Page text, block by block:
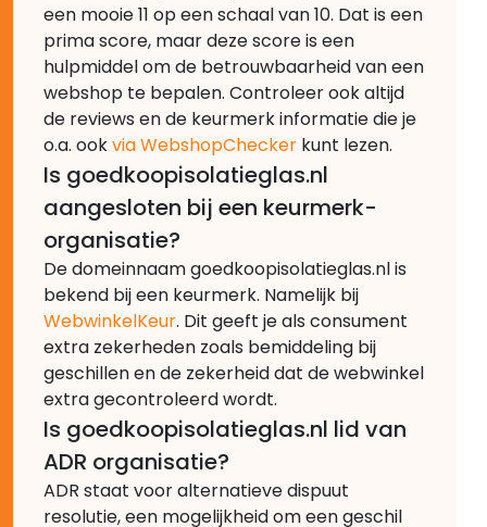
een mooie 11 op een schaal van 10. Dat is een
prima score, maar deze score is een
hulpmiddel om de betrouwbaarheid van een
webshop te bepalen. Controleer ook altijd
de reviews en de keurmerk informatie die je
o.a. ookvia WebshopChecker kunt lezen.
Is goedkoopisolatieglas.nl
aangesloten bij een keurmerk-
organisatie?
De domeinnaam goedkoopisolatieglas.nl is
bekend bij een keurmerk. Namelijk bij
WebwinkelKeur. Dit geeft je als consument
extra zekerheden zoals bemiddeling bij
geschillen en de zekerheid dat de webwinkel
extra gecontroleerd wordt.
Is goedkoopisolatieglas.nl lid van
ADR organisatie?
ADR staat voor alternatieve dispuut
resolutie, een mogelijkheid om een geschil